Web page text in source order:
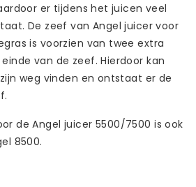
er tijdens het juicen veel
De zeef van Angel juicer voor
is voorzien van twee extra
van de zeef. Hierdoor kan
weg vinden en ontstaat er de
de Angel juicer 5500/7500 is ook
8500.